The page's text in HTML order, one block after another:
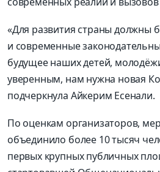
«Для развития страны должны
и современные
будущее наших детей,
уверенным, нам нужна новая
подчеркнула Айкерим Есенали.
По оценкам организаторов,
объединило более 10 тысяч
первых крупных публичных